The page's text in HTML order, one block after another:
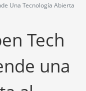
Una Tecnología Abierta
Tech
una